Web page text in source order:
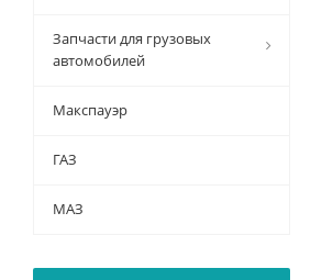
Запчасти для грузовых
автомобилей
Макспауэр
ГАЗ
МАЗ